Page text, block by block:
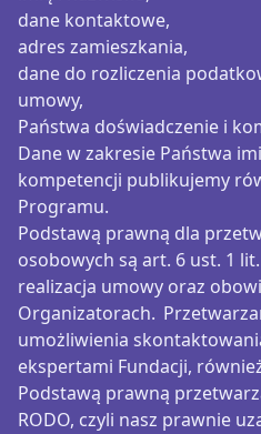
dane kontaktowe,
adres zamieszkania,
dane do rozliczenia
umowy,
Państwa doświadczenie i
Dane w zakresie Państwa
kompetencji publikujemy
Programu.
Podstawą prawną dla
osobowych są art. 6 ust. 1
realizacja umowy oraz
Organizatorach.
umożliwienia
ekspertami Fundacji,
Podstawą prawną
RODO, czyli nasz prawnie